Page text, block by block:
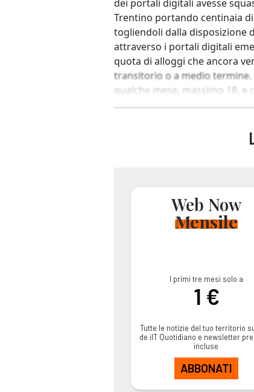
dei portali digitali avesse
Trentino portando centinaia
togliendoli dalla disposizione
attraverso i portali digitali
quota di alloggi che ancora
transitorio o a medio
qualche mese, massimo 18, e
Web Now
Mensile
I primi tre mesi solo a
1 €
Tutte le notizie del tuo territorio
de ilT Quotidiano e newsletter
incluse
ABBONATI